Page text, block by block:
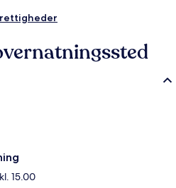
15.00